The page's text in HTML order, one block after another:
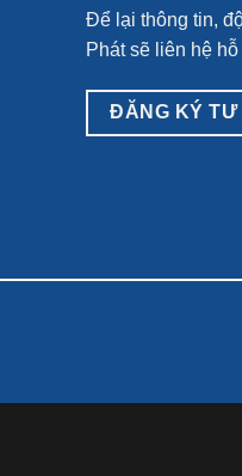
Để lại thông tin,
Phát sẽ liên hệ hỗ
ĐĂNG KÝ TƯ